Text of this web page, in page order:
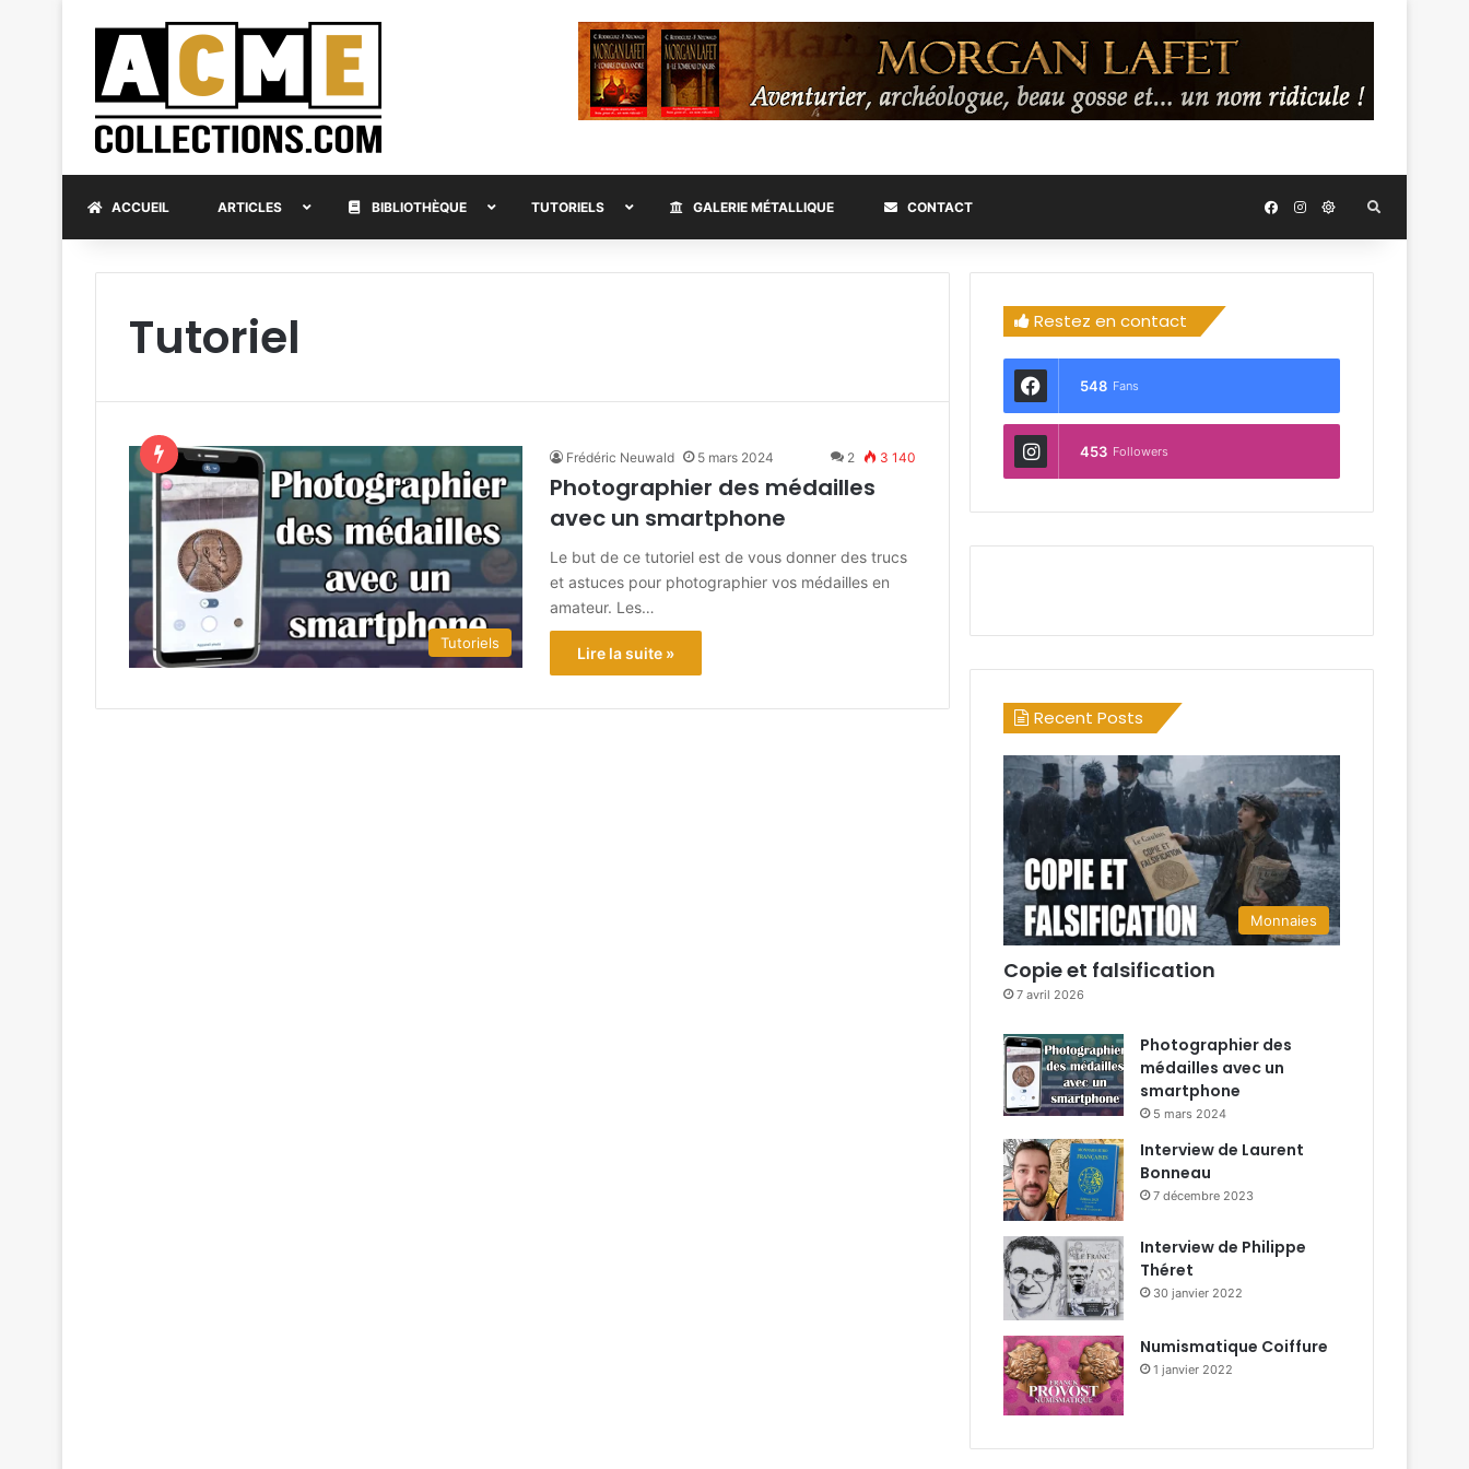
ACCUEIL ARTICLES BIBLIOTHÈQUE TUTORIELS GALERIE MÉTALLIQUE CONTACT
Tutoriel
Tutoriels
Frédéric Neuwald 5 mars 2024 2 3 140
Photographier des médailles
avec un smartphone
Le but de ce tutoriel est de vous donner des trucs
et astuces pour photographier vos médailles en
amateur. Les…
Lire la suite »
Restez en contact
548 Fans
453 Followers
Recent Posts
Monnaies
Copie et falsification
7 avril 2026
Photographier des
médailles avec un
smartphone
5 mars 2024
Interview de Laurent
Bonneau
7 décembre 2023
Interview de Philippe
Théret
30 janvier 2022
Numismatique Coiffure
1 janvier 2022